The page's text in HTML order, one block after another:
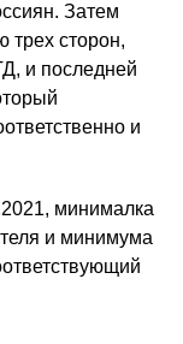
Затем
сторон,
и последней
и
минималка
и минимума